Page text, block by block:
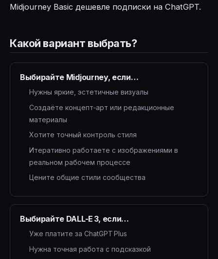
Midjourney Basic дешевле подписки на ChatGPT.
Какой вариант выбрать?
Выбирайте Midjourney, если…
Нужны яркие, эстетичные визуалы
Создаёте концепт‑арт или редакционные
материалы
Хотите точный контроль стиля
Итеративно работаете с изображениями в
реальном рабочем процессе
Цените общие стили сообщества
Выбирайте DALL-E 3, если…
Уже платите за ChatGPT Plus
Нужна точная работа с подсказкой